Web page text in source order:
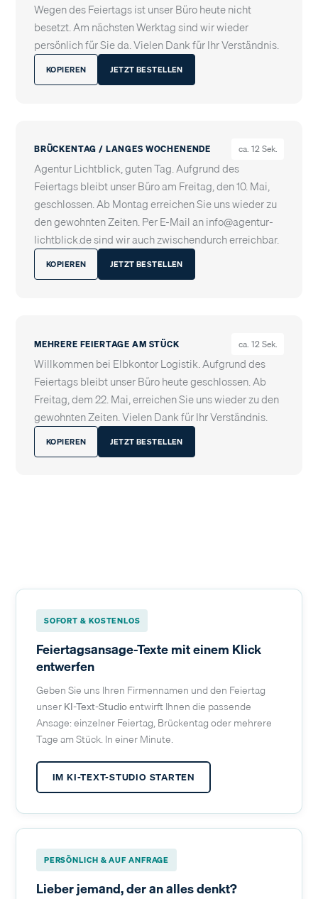
Wegen des Feiertags ist unser Büro heute nicht
besetzt. Am nächsten Werktag sind wir wieder
persönlich für Sie da. Vielen Dank für Ihr Verständnis.
KOPIEREN JETZT BESTELLEN
BRÜCKENTAG / LANGES WOCHENENDE ca. 12 Sek.
Agentur Lichtblick, guten Tag. Aufgrund des
Feiertags bleibt unser Büro am Freitag, den 10. Mai,
geschlossen. Ab Montag erreichen Sie uns wieder zu
den gewohnten Zeiten. Per E-Mail an info@agentur-
lichtblick.de sind wir auch zwischendurch erreichbar.
KOPIEREN JETZT BESTELLEN
MEHRERE FEIERTAGE AM STÜCK ca. 12 Sek.
Willkommen bei Elbkontor Logistik. Aufgrund des
Feiertags bleibt unser Büro heute geschlossen. Ab
Freitag, dem 22. Mai, erreichen Sie uns wieder zu den
gewohnten Zeiten. Vielen Dank für Ihr Verständnis.
KOPIEREN JETZT BESTELLEN
SOFORT & KOSTENLOS
Feiertagsansage-Texte mit einem Klick
entwerfen
Geben Sie uns Ihren Firmennamen und den Feiertag —
unserKI-Text-Studioentwirft Ihnen die passende
Ansage: einzelner Feiertag, Brückentag oder mehrere
Tage am Stück. In einer Minute.
IM KI-TEXT-STUDIO STARTEN
PERSÖNLICH & AUF ANFRAGE
Lieber jemand, der an alles denkt?